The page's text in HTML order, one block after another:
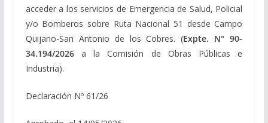
acceder a los servicios de Emergencia de Salud, Policial
y/o Bomberos sobre Ruta Nacional 51 desde Campo
Quijano-San Antonio de los Cobres. (Expte. N° 90-
34.194/2026a la Comisión de Obras Públicas e
Industria).
Declaración Nº 61/26